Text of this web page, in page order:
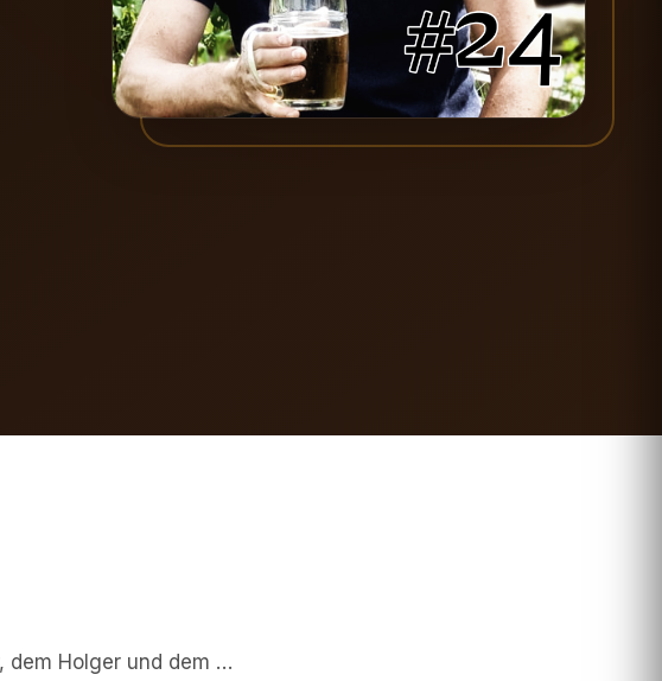
dem Holger und dem …